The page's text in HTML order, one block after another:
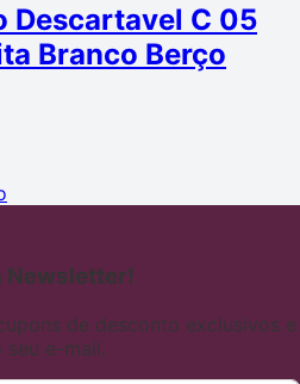
Descartavel C 05
Branco Berço
Newsletter!
de desconto exclusivos e
e-mail.